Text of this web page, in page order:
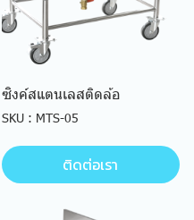
ซิงค์สแตนเลสติดล้อ
SKU : MTS-05
ติดต่อเรา